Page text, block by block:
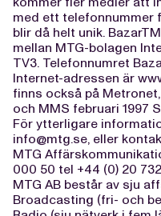
med ett telefonnummer
blir då helt unik.
mellan MTG-bolagen
TV3. Telefonnumret
Internet-adressen är
finns också på
och MMS februari 1997
För ytterligare
info@mtg.se, eller
MTG
000 50 tel +44 (0) 20
MTG AB består av sju
Broadcasting (fri- och